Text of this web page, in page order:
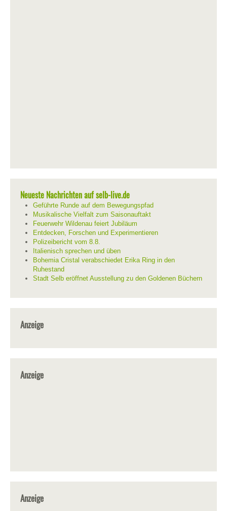
Neueste Nachrichten auf selb-live.de
Geführte Runde auf dem Bewegungspfad
Musikalische Vielfalt zum Saisonauftakt
Feuerwehr Wildenau feiert Jubiläum
Entdecken, Forschen und Experimentieren
Polizeibericht vom 8.8.
Italienisch sprechen und üben
Bohemia Cristal verabschiedet Erika Ring in den
Ruhestand
Stadt Selb eröffnet Ausstellung zu den Goldenen Büchern
Anzeige
Anzeige
Anzeige